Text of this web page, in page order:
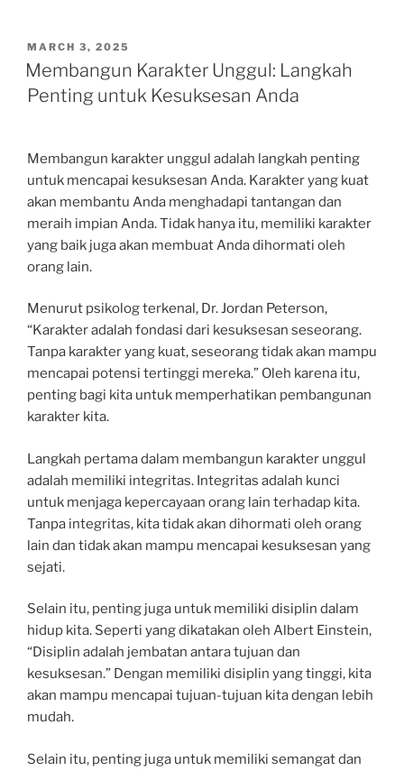
POSTED
ON
MARCH 3, 2025
Membangun Karakter Unggul: Langkah
Penting untuk Kesuksesan Anda
Membangun karakter unggul adalah langkah penting
untuk mencapai kesuksesan Anda. Karakter yang kuat
akan membantu Anda menghadapi tantangan dan
meraih impian Anda. Tidak hanya itu, memiliki karakter
yang baik juga akan membuat Anda dihormati oleh
orang lain.
Menurut psikolog terkenal, Dr. Jordan Peterson,
“Karakter adalah fondasi dari kesuksesan seseorang.
Tanpa karakter yang kuat, seseorang tidak akan mampu
mencapai potensi tertinggi mereka.” Oleh karena itu,
penting bagi kita untuk memperhatikan pembangunan
karakter kita.
Langkah pertama dalam membangun karakter unggul
adalah memiliki integritas. Integritas adalah kunci
untuk menjaga kepercayaan orang lain terhadap kita.
Tanpa integritas, kita tidak akan dihormati oleh orang
lain dan tidak akan mampu mencapai kesuksesan yang
sejati.
Selain itu, penting juga untuk memiliki disiplin dalam
hidup kita. Seperti yang dikatakan oleh Albert Einstein,
“Disiplin adalah jembatan antara tujuan dan
kesuksesan.” Dengan memiliki disiplin yang tinggi, kita
akan mampu mencapai tujuan-tujuan kita dengan lebih
mudah.
Selain itu, penting juga untuk memiliki semangat dan